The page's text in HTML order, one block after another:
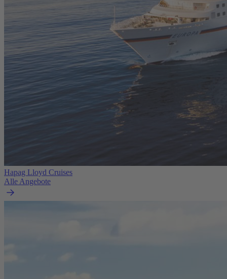
Hapag Lloyd Cruises
Alle Angebote